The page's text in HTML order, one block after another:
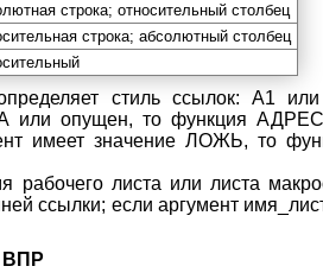
строка; относительный столбец
строка; абсолютный столбец
стиль ссылок: А1
или опущен, то функция
имеет значение ЛОЖЬ, то
рабочего листа или листа
ссылки; если аргумент
ВПР